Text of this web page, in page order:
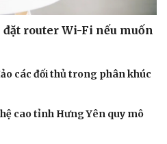
router Wi-Fi nếu muốn
các đối thủ trong phân khúc
cao tỉnh Hưng Yên quy mô